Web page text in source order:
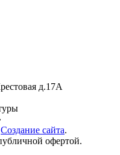
д.17А
Создание сайта.
офертой.